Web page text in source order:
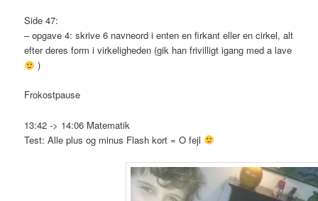
Side 47:
– opgave 4: skrive 6 navneord i enten en firkant eller en cirkel, alt
efter deres form i virkeligheden (gik han frivilligt igang med a lave
)
Frokostpause
13:42 -> 14:06 Matematik
Test: Alle plus og minus Flash kort = O fejl